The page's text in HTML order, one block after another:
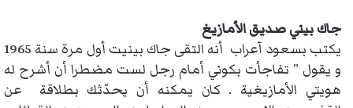
جاك بيني صديق الأمازيغ
يكتب بسعود آعراب أنه التقى جاك بينيت أول مرة سنة 1965
و يقول ” تفاجأت بكوني أمام رجل لست مضطرا أن أشرح له
هويتي الأمازيغية . كان يمكنه أن يحدّثك بطلاقة عن